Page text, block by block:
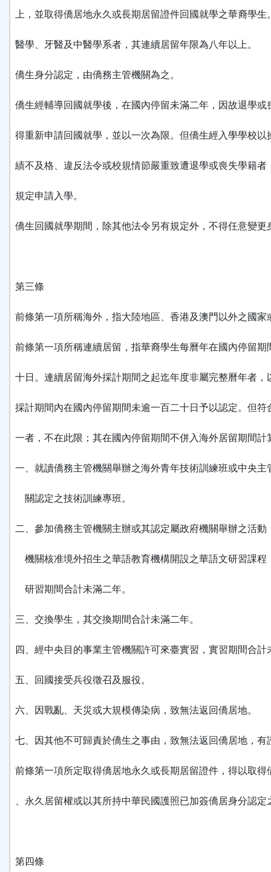
上，並取得僑居地永久或長期居留證件回國就學之華裔學生
醫學、牙醫及中醫學系者，其連續居留年限為八年以上。
僑生身分認定，由僑務主管機關為之。
僑生經輔導回國就學後，在國內停留未滿二年，因故退學或
得重新申請回國就學，並以一次為限。但僑生經入學學校以
績不及格、違反法令或校規情節嚴重致遭退學或喪失學籍者
規定申請入學。
僑生回國就學期間，除其他法令另有規定外，不得任意變更
第三條
前條第一項所稱海外，指大陸地區、香港及澳門以外之國家
前條第一項所稱連續居留，指華裔學生每曆年在國內停留期
十日。連續居留海外採計期間之起迄年度非屬完整曆年者，
採計期間內在國內停留期間未逾一百二十日予以認定。但符
一者，不在此限；其在國內停留期間不併入海外居留期間計
一、就讀僑務主管機關舉辦之海外青年技術訓練班或中央主
關認定之技術訓練專班。
二、參加僑務主管機關主辦或其認定屬政府機關舉辦之活動
機關核准境外招生之華語教育機構開設之華語文研習課程
研習期間合計未滿二年。
三、交換學生，其交換期間合計未滿二年。
四、經中央目的事業主管機關許可來臺實習，實習期間合計
五、回國接受兵役徵召及服役。
六、因戰亂、天災或大規模傳染病，致無法返回僑居地。
七、因其他不可歸責於僑生之事由，致無法返回僑居地，有
前條第一項所定取得僑居地永久或長期居留證件，得以取得
、永久居留權或以其所持中華民國護照已加簽僑居身分認定
第四條